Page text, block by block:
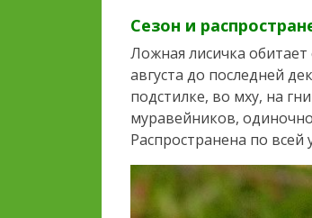
Сезон и
Ложная лисичка обитает
августа до последней
подстилке, во мху, на
муравейников,
Распространена по